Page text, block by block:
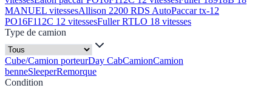
MANUEL vitessesAllison 2200 RDS AutoPaccar tx-12
PO16F112C 12 vitessesFuller RTLO 18 vitesses
Type de camion
Cube/Camion porteurDay CabCamionCamion
benneSleeperRemorque
Condition